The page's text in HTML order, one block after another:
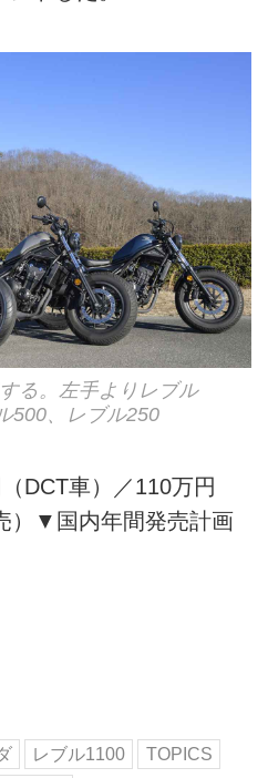
る。左手よりレブル
500、レブル250
DCT車）／110万円
）▼国内年間発売計画
レブル1100
TOPICS